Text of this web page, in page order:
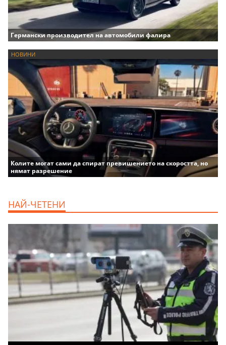
Германски производител на автомобили фалира
НОВИНИ
Колите могат сами да спират превишението на скоростта, но
нямат разрешение
НАЙ-ЧЕТЕНИ